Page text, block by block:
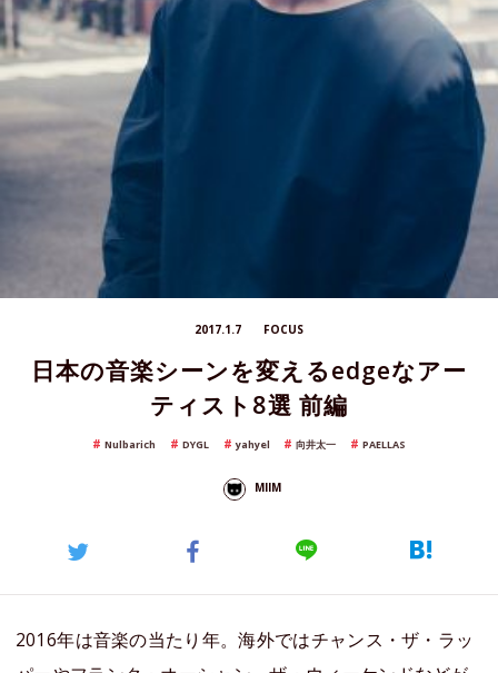
2017.1.7 FOCUS
日本の音楽シーンを変えるedgeなアー
ティスト8選 前編
Nulbarich DYGL yahyel 向井太一 PAELLAS
MIIM
2016年は音楽の当たり年。海外ではチャンス・ザ・ラッ